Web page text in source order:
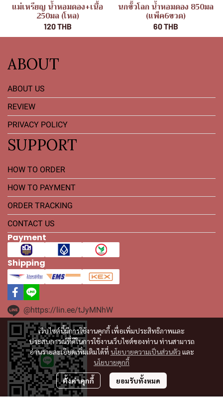
แม่เหรียญ น้ำหอมดอง+เนื้อ
250มล (โหล)
120 THB
นกขั้วโลก น้ำหอมดอง 850มล
(แพ็ค6ขวด)
60 THB
เว็บไซต์นี้มีการใช้งานคุกกี้ เพื่อเพิ่มประสิทธิภาพและ
ประสบการณ์ที่ดีในการใช้งานเว็บไซต์ของท่าน ท่านสามารถ
อ่านรายละเอียดเพิ่มเติมได้ที่ นโยบายความเป็นส่วนตัว และ
นโยบายคุกกี้
ตั้งค่าคุกกี้ ยอมรับทั้งหมด
ABOUT
ABOUT US
REVIEW
PRIVACY POLICY
SUPPORT
HOW TO ORDER
HOW TO PAYMENT
ORDER TRACKING
CONTACT US
Payment
Shipping
@https://lin.ee/tJyMNhW